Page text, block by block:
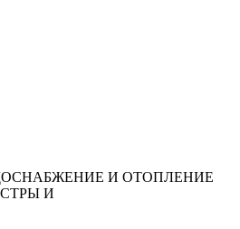
И ОТОПЛЕНИЕ
И